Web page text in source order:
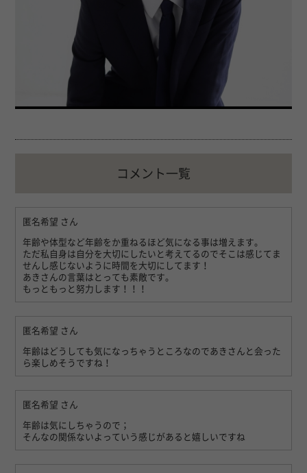
コメント一覧
匿名希望 さん
年齢や体型など年齢をか重ねるほど気になる事は増えます。
ただ私自身は自分を大切にしたいと考えてるのでそこは感じてま
せんし感じないように時間を大切にしてます！
あきさんの言葉はとっても素敵です。
もっともっと努力します！！！
匿名希望 さん
年齢はどうしても気になっちゃうところなのであきさんと会った
ら楽しめそうですね！
匿名希望 さん
年齢は気にしちゃうので；
そんなの関係ないよっていう感じがあると嬉しいですね